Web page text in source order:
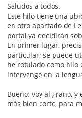
Saludos a todos.
Este hilo tiene una
en otro apartado de
portal ya decidirán
En primer lugar,
particular; se puede
he rotulado como hilo
intervengo en la
Bueno: voy al grano,
más bien corto, para